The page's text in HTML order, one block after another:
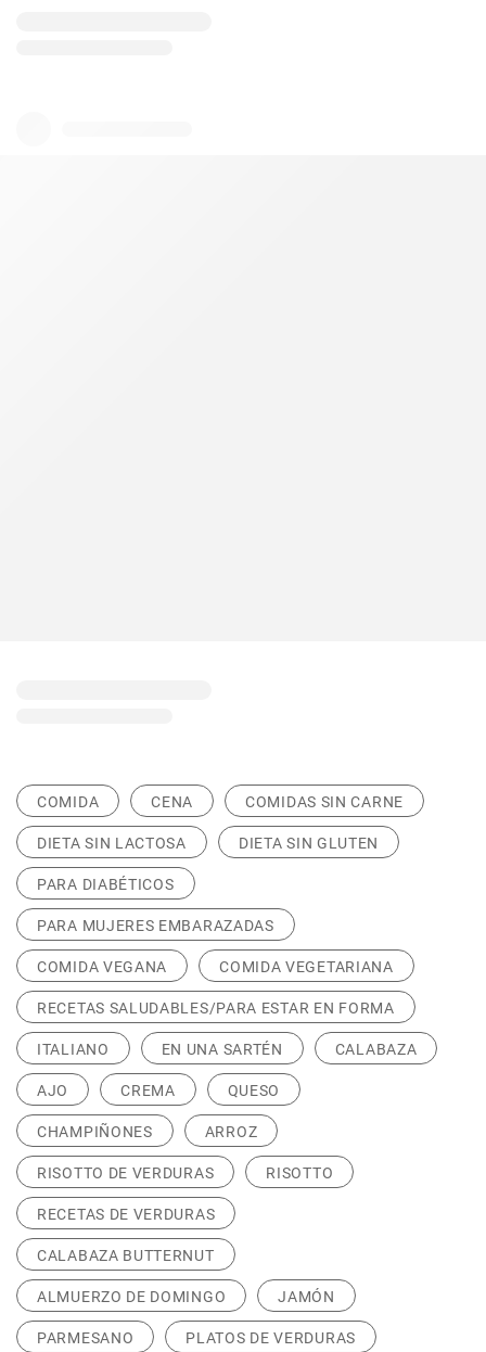
COMIDA CENA COMIDAS SIN CARNE
DIETA SIN LACTOSA DIETA SIN GLUTEN
PARA DIABÉTICOS
PARA MUJERES EMBARAZADAS
COMIDA VEGANA COMIDA VEGETARIANA
RECETAS SALUDABLES/PARA ESTAR EN FORMA
ITALIANO EN UNA SARTÉN CALABAZA
AJO CREMA QUESO
CHAMPIÑONES ARROZ
RISOTTO DE VERDURAS RISOTTO
RECETAS DE VERDURAS
CALABAZA BUTTERNUT
ALMUERZO DE DOMINGO JAMÓN
PARMESANO PLATOS DE VERDURAS